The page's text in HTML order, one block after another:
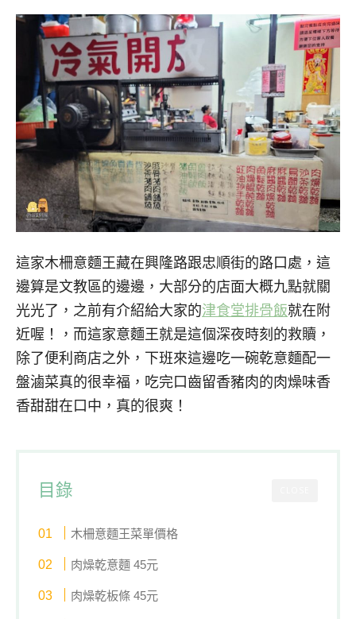
這家木柵意麵王藏在興隆路跟忠順街的路口處，這
邊算是文教區的邊邊，大部分的店面大概九點就關
光光了，之前有介紹給大家的津食堂排骨飯就在附
近喔！，而這家意麵王就是這個深夜時刻的救贖，
除了便利商店之外，下班來這邊吃一碗乾意麵配一
盤滷菜真的很幸福，吃完口齒留香豬肉的肉燥味香
香甜甜在口中，真的很爽！
目錄
木柵意麵王菜單價格
肉燥乾意麵 45元
肉燥乾板條 45元